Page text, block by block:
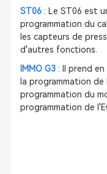
ST06: Le ST06 est
programmation du
les capteurs de
d'autres fonctions.
IMMO G3: Il prend en
la programmation
programmation du
programmation de